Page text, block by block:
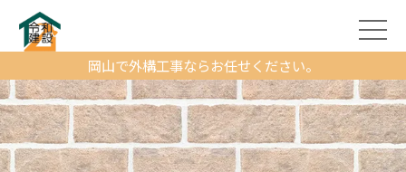
岡山で外構工事ならお任せください。